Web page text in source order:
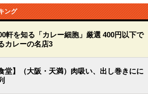
ング
軒を知る「カレー細胞」厳選 400円以下で
カレーの名店3
堂】（大阪・天満）肉吸い、出し巻きにに